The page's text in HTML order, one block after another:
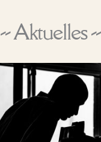
-- Aktuelles --